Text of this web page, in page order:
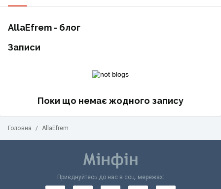
AllaEfrem - блог
Записи
Поки що немає жодного запису
Головна / AllaEfrem
Приєднуйтесь до нас в соц. мережах: